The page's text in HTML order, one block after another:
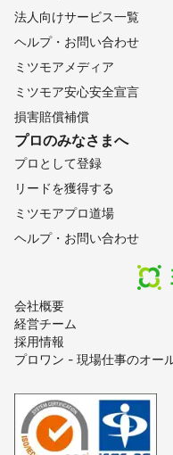
会社概要
経営チーム
採用情報
プロワン - 現場仕事のオー
法人向けサービス一覧
ヘルプ・お問い合わせ
ミツモアメディア
ミツモア安心安全宣言
損害賠償補償
プロのみなさまへ
プロとして登録
リードを獲得する
ミツモアプロ道場
ヘルプ・お問い合わせ